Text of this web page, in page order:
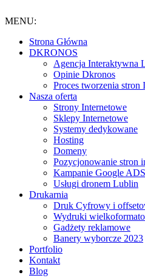
do
MENU:
Strona Główna
DKRONOS
️Agencja Interaktywna
Opinie Dkronos
Proces tworzenia stron
Nasza oferta
Strony Internetowe
Sklepy Internetowe
Systemy dedykowane
Hosting
Domeny
Pozycjonowanie stron
Kampanie Google ADS
Usługi dronem Lublin
Drukarnia
Druk Cyfrowy i
Wydruki
Gadżety reklamowe
Banery wyborcze 2023
Portfolio
Kontakt
Blog